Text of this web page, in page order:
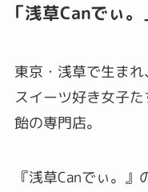
「浅草Canでぃ
東京・浅草で生ま
スイーツ好き女子
飴の専門店。
『浅草Canでぃ。